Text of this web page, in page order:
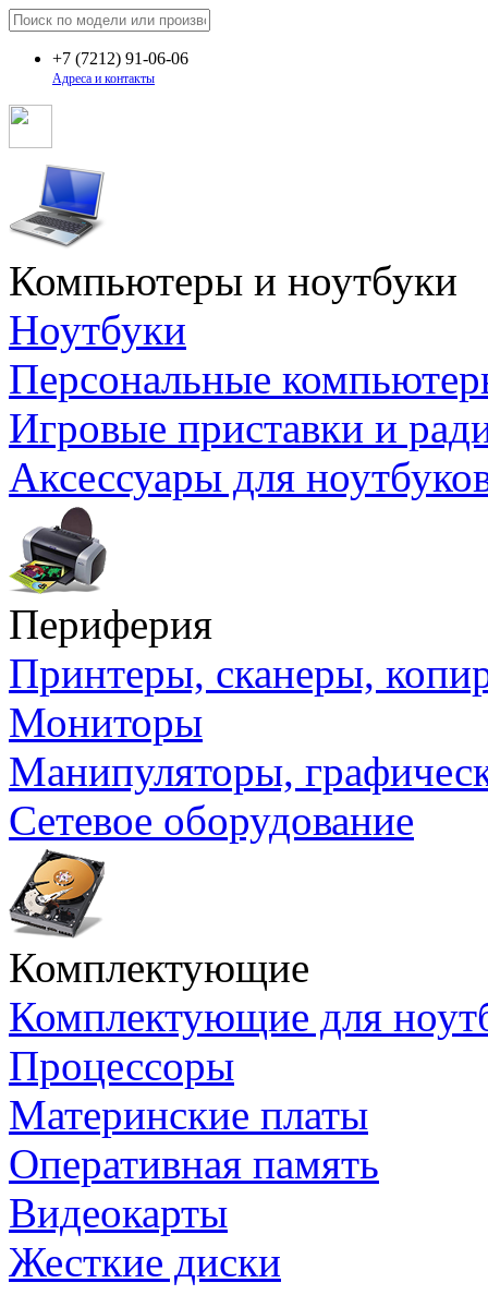
+7 (7212) 91-06-06
Адреса и контакты
Компьютеры и ноутбуки
Ноутбуки
Персональные
Игровые приставки и
Аксессуары для
Периферия
Принтеры, сканеры,
Мониторы
Манипуляторы,
Сетевое оборудование
Комплектующие
Комплектующие для
Процессоры
Материнские платы
Оперативная память
Видеокарты
Жесткие диски